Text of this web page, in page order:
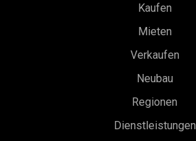
Kaufen
Mieten
Verkaufen
Neubau
Regionen
Dienstleistungen